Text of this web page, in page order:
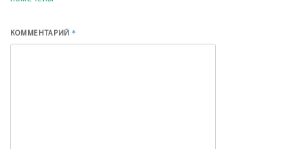
КОММЕНТАРИЙ*